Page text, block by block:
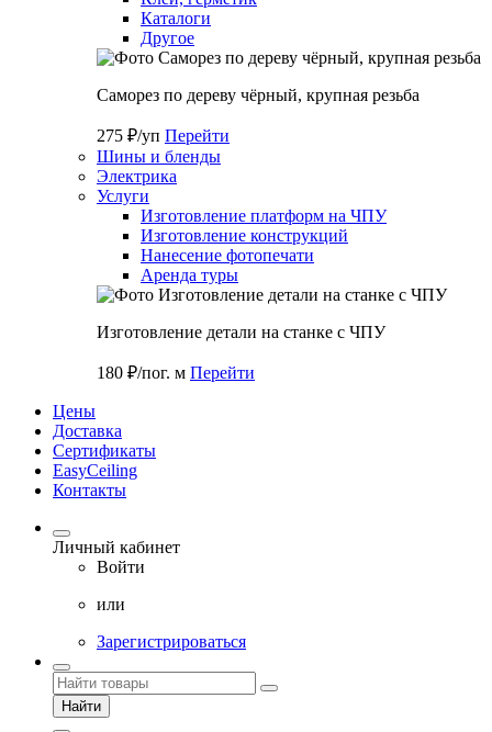
Каталоги
Другое
Саморез по дереву чёрный, крупная резьба
275 ₽/уп Перейти
Шины и бленды
Электрика
Услуги
Изготовление платформ на ЧПУ
Изготовление конструкций
Нанесение фотопечати
Аренда туры
Изготовление детали на станке с ЧПУ
180 ₽/пог. м Перейти
Цены
Доставка
Cертификаты
EasyCeiling
Контакты
Личный кабинет
Войти
или
Зарегистрироваться
Найти